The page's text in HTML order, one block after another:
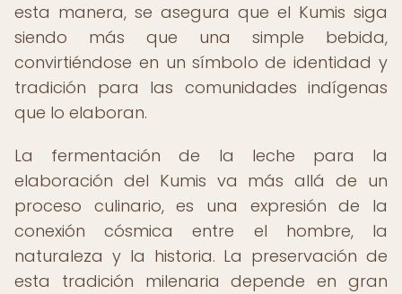
esta manera, se asegura que el Kumis siga
siendo más que una simple bebida,
convirtiéndose en un símbolo de identidad y
tradición para las comunidades indígenas
que lo elaboran.
La fermentación de la leche para la
elaboración del Kumis va más allá de un
proceso culinario, es una expresión de la
conexión cósmica entre el hombre, la
naturaleza y la historia. La preservación de
esta tradición milenaria depende en gran